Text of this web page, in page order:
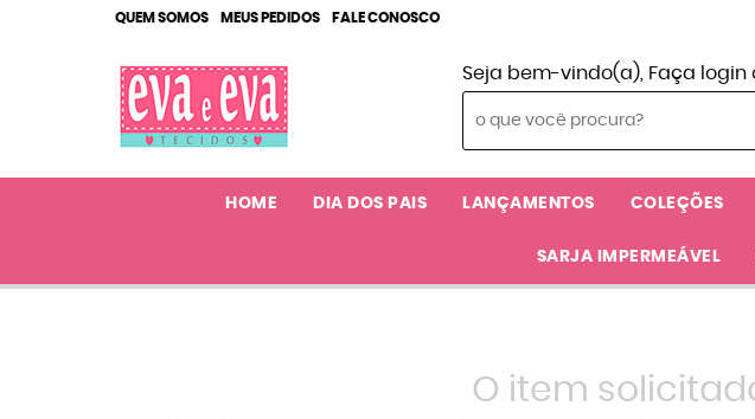
QUEM SOMOS MEUS PEDIDOS FALE CONOSCO
Seja bem-vindo(a), Faça login
HOME DIA DOS PAIS LANÇAMENTOS COLEÇÕES
SARJA IMPERMEÁVEL
O item